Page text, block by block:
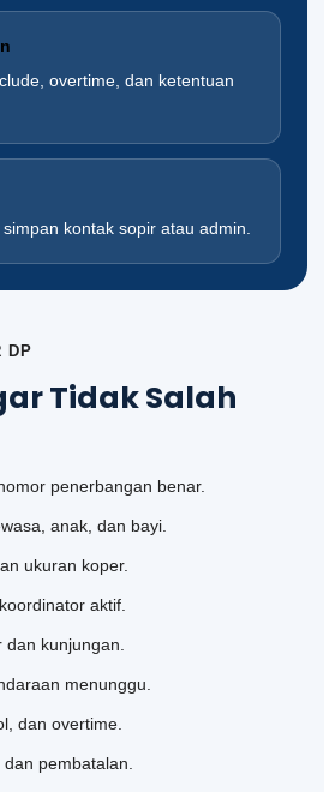
overtime, dan ketentuan
kontak sopir atau admin.
DP
Tidak Salah
penerbangan benar.
anak, dan bayi.
ukuran koper.
aktif.
kunjungan.
menunggu.
dan overtime.
pembatalan.